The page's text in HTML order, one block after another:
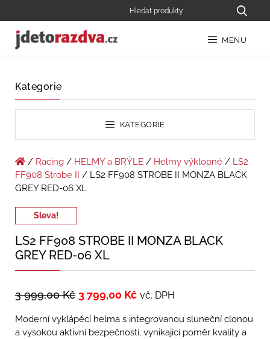
MENU
Kategorie
KATEGORIE
/ Racing / HELMY a BRÝLE / Helmy výklopné / LS2
FF908 Strobe II
/ LS2 FF908 STROBE II MONZA BLACK
GREY RED-06 XL
Sleva!
LS2 FF908 STROBE II MONZA BLACK
GREY RED-06 XL
3 999,00Kč 3 799,00 Kč vč. DPH
Moderní vyklápěcí helma s integrovanou sluneční clonou
a vysokou aktivní bezpečností, vynikající poměr kvality a